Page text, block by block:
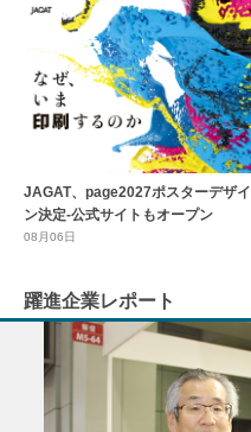
JAGAT、page2027ポスターデザイ
ン決定-公式サイトもオープン
08月06日
躍進企業レポート